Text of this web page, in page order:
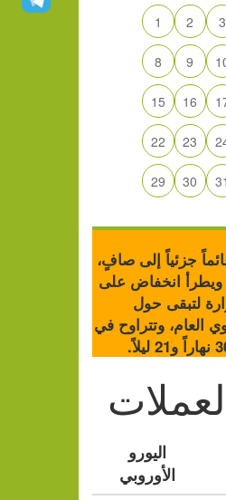
1 2 3
8 9
15 16
22 23
29 30 31
جزئياً إلى صافٍ،
ويطرأ انخفاض على
لتبقى حول
العام، وتتراوح في
اليورو
الأوروبي